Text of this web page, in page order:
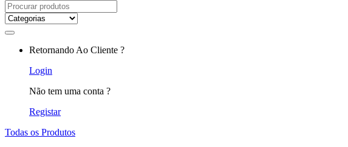
Retornando Ao Cliente ?
Login
Não tem uma conta ?
Registar
Todas os Produtos